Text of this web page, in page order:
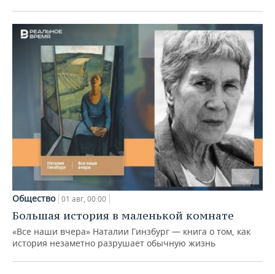
Общество 01 авг, 00:00
Большая история в маленькой комнате
«Все наши вчера» Наталии Гинзбург — книга о том, как
история незаметно разрушает обычную жизнь